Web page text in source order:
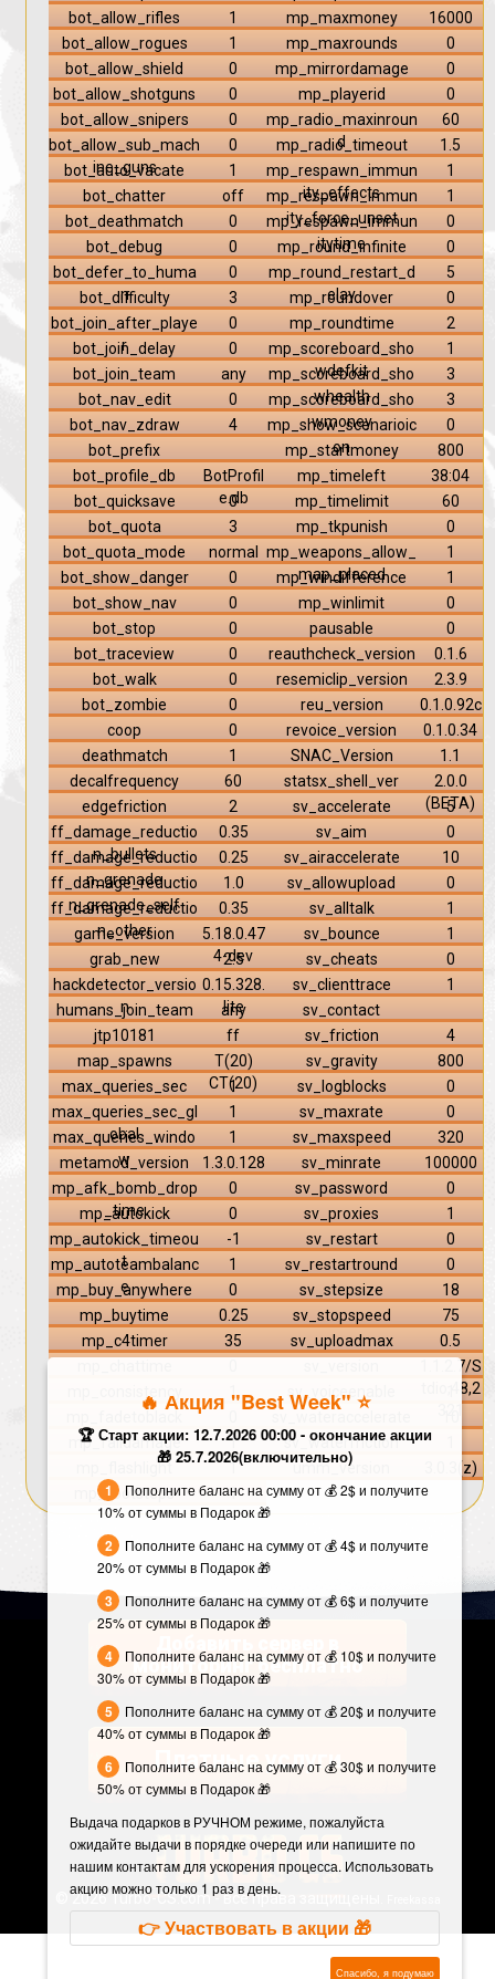
bot_allow_rifles
1
bot_allow_rogues
1
bot_allow_shield
0
bot_allow_shotguns
0
bot_allow_snipers
0
bot_allow_sub_mach
ine_guns
0
bot_auto_vacate
1
bot_chatter
off
bot_deathmatch
0
bot_debug
0
bot_defer_to_huma
n
0
bot_difficulty
3
bot_join_after_playe
r
0
bot_join_delay
0
bot_join_team
any
bot_nav_edit
0
bot_nav_zdraw
4
bot_prefix
bot_profile_db
BotProfil
e.db
bot_quicksave
0
bot_quota
3
bot_quota_mode
normal
bot_show_danger
0
bot_show_nav
0
bot_stop
0
bot_traceview
0
bot_walk
0
bot_zombie
0
coop
0
deathmatch
1
decalfrequency
60
edgefriction
2
ff_damage_reductio
n_bullets
0.35
ff_damage_reductio
n_grenade
0.25
ff_damage_reductio
n_grenade_self
1.0
ff_damage_reductio
n_other
0.35
game_version
5.18.0.47
4-dev
grab_new
2.5
hackdetector_versio
n
0.15.328.
lite
humans_join_team
any
jtp10181
ff
map_spawns
T(20)
CT(20)
max_queries_sec
1
max_queries_sec_gl
obal
1
max_queries_windo
w
1
metamod_version
1.3.0.128
mp_afk_bomb_drop
_time
0
mp_autokick
0
mp_autokick_timeou
t
-1
mp_autoteambalanc
e
1
mp_buy_anywhere
0
mp_buytime
0.25
mp_c4timer
35
1
mp_falldamage
1
mp_flashlight
1
mp_footsteps
1
mp_maxmoney
16000
mp_maxrounds
0
mp_mirrordamage
0
mp_playerid
0
mp_radio_maxinroun
d
60
mp_radio_timeout
1.5
mp_respawn_immun
ity_effects
1
mp_respawn_immun
ity_force_unset
1
mp_respawn_immun
itytime
0
mp_round_infinite
0
mp_round_restart_d
elay
5
mp_roundover
0
mp_roundtime
2
mp_scoreboard_sho
wdefkit
1
mp_scoreboard_sho
whealth
3
mp_scoreboard_sho
wmoney
3
mp_show_scenarioic
on
0
mp_startmoney
800
mp_timeleft
38:04
mp_timelimit
60
mp_tkpunish
0
mp_weapons_allow_
map_placed
1
mp_windifference
1
mp_winlimit
0
pausable
0
reauthcheck_version
0.1.6
resemiclip_version
2.3.9
reu_version
0.1.0.92c
revoice_version
0.1.0.34
SNAC_Version
1.1
statsx_shell_ver
2.0.0
(BETA)
sv_accelerate
5
sv_aim
0
sv_airaccelerate
10
sv_allowupload
0
sv_alltalk
1
sv_bounce
1
sv_cheats
0
sv_clienttrace
1
sv_contact
sv_friction
4
sv_gravity
800
sv_logblocks
0
sv_maxrate
0
sv_maxspeed
320
sv_minrate
100000
sv_password
0
sv_proxies
1
sv_restart
0
sv_restartround
0
sv_stepsize
18
sv_stopspeed
75
sv_uploadmax
0.5
1.1.2.7/S
tdio,48,2
sv_voiceenable
sv_waterfriction
umm_version
3.0.3(z)
мониторинг бесплатно
Платные услуги
©2026 Turbo-CS.com - все права защищены.
🔥 Акция "Best Week" ⭐️
🏆 Старт акции: 12.7.2026 00:00 - окончание акции
🎁 25.7.2026(включительно)
Пополните баланс на сумму от 💰 2$ и получите
10% от суммы в Подарок 🎁
Пополните баланс на сумму от 💰 4$ и получите
20% от суммы в Подарок 🎁
Пополните баланс на сумму от 💰 6$ и получите
25% от суммы в Подарок 🎁
Пополните баланс на сумму от 💰 10$ и получите
30% от суммы в Подарок 🎁
Пополните баланс на сумму от 💰 20$ и получите
40% от суммы в Подарок 🎁
Пополните баланс на сумму от 💰 30$ и получите
50% от суммы в Подарок 🎁
Выдача подарков в РУЧНОМ режиме, пожалуйста
ожидайте выдачи в порядке очереди или напишите по
нашим контактам для ускорения процесса. Использовать
акцию можно только 1 раз в день.
👉 Участвовать в акции 🎁
Спасибо, я подумаю